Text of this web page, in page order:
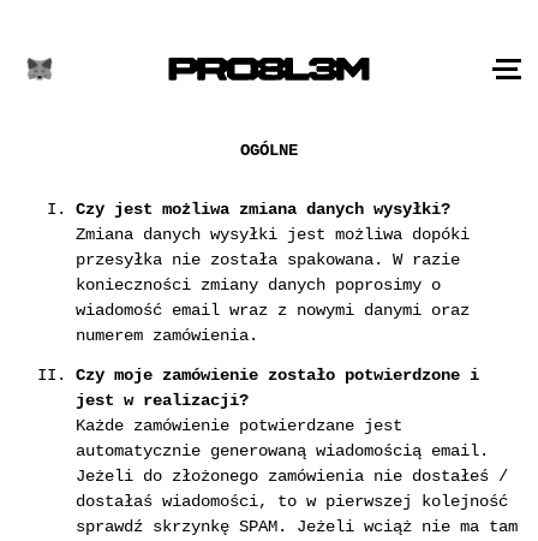
OGÓLNE
Czy jest możliwa zmiana danych wysyłki?
Zmiana danych wysyłki jest możliwa dopóki
przesyłka nie została spakowana. W razie
konieczności zmiany danych poprosimy o
wiadomość email wraz z nowymi danymi oraz
numerem zamówienia.
Czy moje zamówienie zostało potwierdzone i
jest w realizacji?
Każde zamówienie potwierdzane jest
automatycznie generowaną wiadomością email.
Jeżeli do złożonego zamówienia nie dostałeś /
dostałaś wiadomości, to w pierwszej kolejność
sprawdź skrzynkę SPAM. Jeżeli wciąż nie ma tam